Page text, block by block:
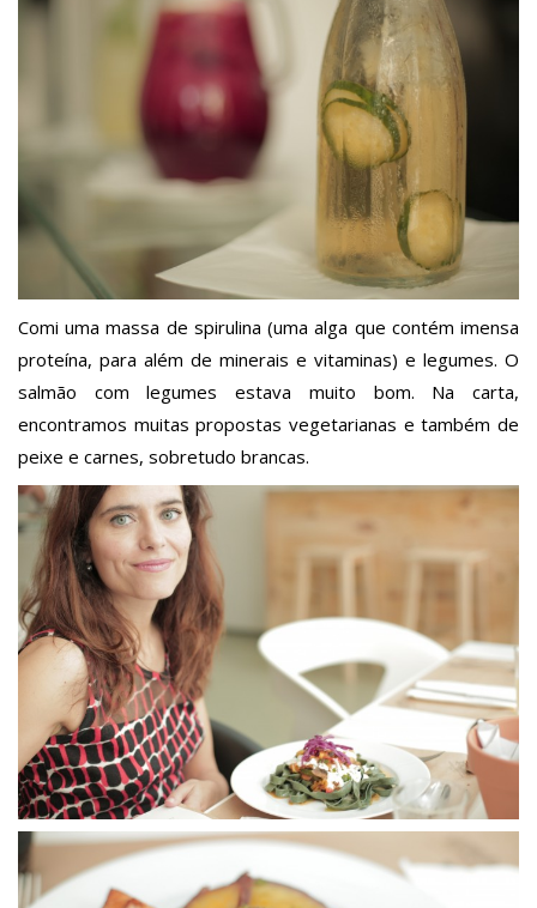
Comi uma massa de spirulina (uma alga que contém imensa
proteína, para além de minerais e vitaminas) e legumes. O
salmão com legumes estava muito bom. Na carta,
encontramos muitas propostas vegetarianas e também de
peixe e carnes, sobretudo brancas.